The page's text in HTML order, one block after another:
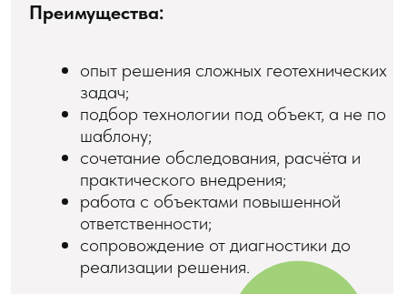
Оставьте заявку и мы
перезвоним вам в течении часа.
+7
Я согласен с политикой по обработке
персональных данных